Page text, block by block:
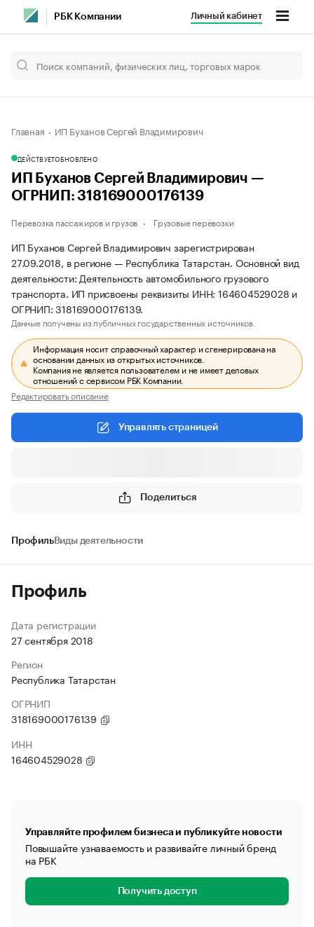
РБК Компании Личный кабинет
Главная ИП Буханов Сергей Владимирович
ДЕЙСТВУЕТОБНОВЛЕНО
ИП Буханов Сергей Владимирович —
ОГРНИП: 318169000176139
Перевозка пассажиров и грузов Грузовые перевозки
ИП Буханов Сергей Владимирович зарегистрирован
27.09.2018, в регионе — Республика Татарстан. Основной вид
деятельности: Деятельность автомобильного грузового
транспорта. ИП присвоены реквизиты ИНН: 164604529028 и
ОГРНИП: 318169000176139.
Данные получены из публичных государственных источников.
Информация носит справочный характер и сгенерирована на
основании данных из открытых источников.
Компания не является пользователем и не имеет деловых
отношений с сервисом РБК Компании.
Редактировать описание
Управлять страницей
Поделиться
ПрофильВиды деятельности
Профиль
Дата регистрации
27 сентября 2018
Регион
Республика Татарстан
ОГРНИП
318169000176139
ИНН
164604529028
Управляйте профилем бизнеса и публикуйте новости
Повышайте узнаваемость и развивайте личный бренд
на РБК
Получить доступ